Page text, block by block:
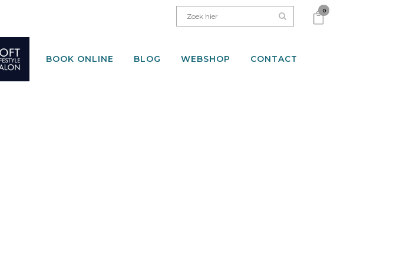
0
BOOK ONLINE BLOG WEBSHOP CONTACT